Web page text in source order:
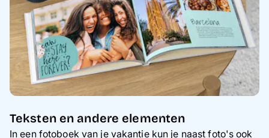
Teksten en andere elementen
In een fotoboek van je vakantie kun je naast foto's ook